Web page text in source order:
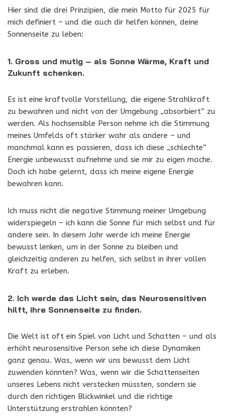
Hier sind die drei Prinzipien, die mein Motto für 2025 für
mich definiert – und die auch dir helfen können, deine
Sonnenseite zu leben:
1. Gross und mutig – als Sonne Wärme, Kraft und
Zukunft schenken.
Es ist eine kraftvolle Vorstellung, die eigene Strahlkraft
zu bewahren und nicht von der Umgebung „absorbiert“ zu
werden. Als hochsensible Person nehme ich die Stimmung
meines Umfelds oft stärker wahr als andere – und
manchmal kann es passieren, dass ich diese „schlechte“
Energie unbewusst aufnehme und sie mir zu eigen mache.
Doch ich habe gelernt, dass ich meine eigene Energie
bewahren kann.
Ich muss nicht die negative Stimmung meiner Umgebung
widerspiegeln – ich kann die Sonne für mich selbst und für
andere sein. In diesem Jahr werde ich meine Energie
bewusst lenken, um in der Sonne zu bleiben und
gleichzeitig anderen zu helfen, sich selbst in ihrer vollen
Kraft zu erleben.
2. Ich werde das Licht sein, das Neurosensitiven
hilft, ihre Sonnenseite zu finden.
Die Welt ist oft ein Spiel von Licht und Schatten – und als
erhöht neurosensitive Person sehe ich diese Dynamiken
ganz genau. Was, wenn wir uns bewusst dem Licht
zuwenden könnten? Was, wenn wir die Schattenseiten
unseres Lebens nicht verstecken müssten, sondern sie
durch den richtigen Blickwinkel und die richtige
Unterstützung erstrahlen könnten?